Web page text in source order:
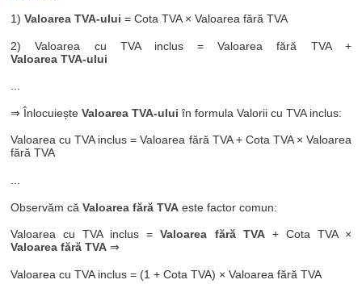
1)Valoarea TVA-ului = Cota TVA × Valoarea fără TVA
2) Valoarea cu TVA inclus = Valoarea fără TVA +
Valoarea TVA-ului
...
⇒ ÎnlocuieșteValoarea TVA-ului în formula Valorii cu TVA inclus:
Valoarea cu TVA inclus = Valoarea fără TVA + Cota TVA × Valoarea
fără TVA
Observăm căValoarea fără TVA este factor comun:
Valoarea cu TVA inclus =Valoarea fără TVA+ Cota TVA ×
Valoarea fără TVA ⇒
Valoarea cu TVA inclus = (1 + Cota TVA) × Valoarea fără TVA